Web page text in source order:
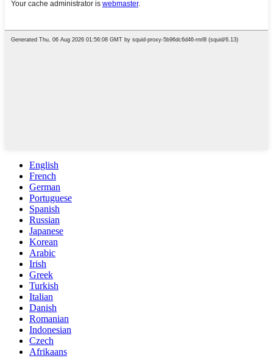
English
French
German
Portuguese
Spanish
Russian
Japanese
Korean
Arabic
Irish
Greek
Turkish
Italian
Danish
Romanian
Indonesian
Czech
Afrikaans